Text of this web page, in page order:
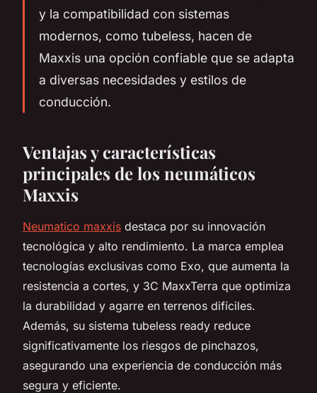
y la compatibilidad con sistemas
modernos, como tubeless, hacen de
Maxxis una opción confiable que se adapta
a diversas necesidades y estilos de
conducción.
Ventajas y características
principales de los neumáticos
Maxxis
Neumatico maxxis destaca por su innovación
tecnológica y alto rendimiento. La marca emplea
tecnologías exclusivas como Exo, que aumenta la
resistencia a cortes, y 3C MaxxTerra que optimiza
la durabilidad y agarre en terrenos difíciles.
Además, su sistema tubeless ready reduce
significativamente los riesgos de pinchazos,
asegurando una experiencia de conducción más
segura y eficiente.